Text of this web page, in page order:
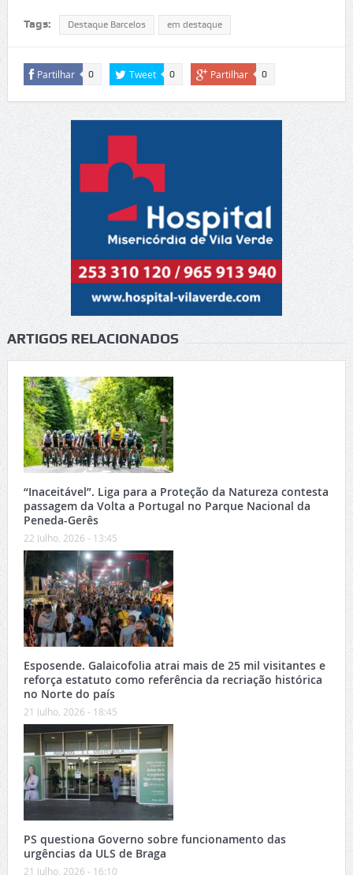
Tags: Destaque Barcelos em destaque
Partilhar 0 Tweet 0 Partilhar 0
ARTIGOS RELACIONADOS
“Inaceitável”. Liga para a Proteção da Natureza contesta
passagem da Volta a Portugal no Parque Nacional da
Peneda-Gerês
22 Julho, 2026 - 13:45
Esposende. Galaicofolia atrai mais de 25 mil visitantes e
reforça estatuto como referência da recriação histórica
no Norte do país
21 Julho, 2026 - 18:45
PS questiona Governo sobre funcionamento das
urgências da ULS de Braga
21 Julho, 2026 - 16:10